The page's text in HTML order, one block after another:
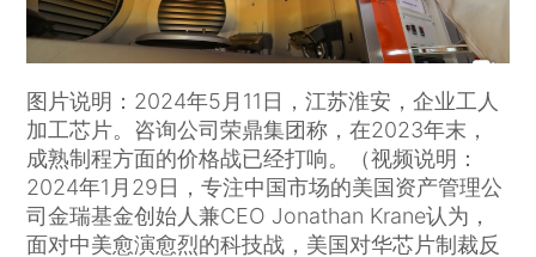
图片说明：2024年5月11日，江苏淮安，企业工人
加工芯片。咨询公司荣鼎集团称，在2023年末，
成熟制程方面的价格战已经打响。（视频说明：
2024年1月29日，专注中国市场的美国资产管理公
司金瑞基金创始人兼CEO Jonathan Krane认为，
面对中美愈演愈烈的科技战，美国对华芯片制裁反